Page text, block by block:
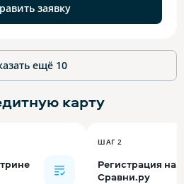
заявку
ещё 10
карту
ШАГ 2
Регистрация на
Сравни.ру